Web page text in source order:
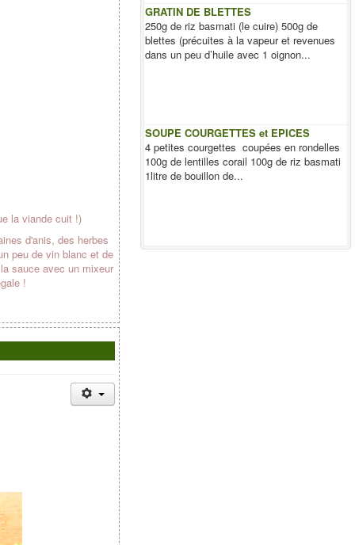
la viande cuit !)
d'anis, des herbes
peu de vin blanc et de
sauce avec un mixeur
!
GRATIN DE BLETTES
250g de riz basmati (le cuire) 500g de
blettes (précuites à la vapeur et revenues
dans un peu d’huile avec 1 oignon...
SOUPE COURGETTES et EPICES
4 petites courgettes coupées en rondelles
100g de lentilles corail 100g de riz basmati
1litre de bouillon de...